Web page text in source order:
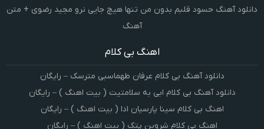
دانلود آهنگ حسود قلبم بدون من تنها هیچ جایی نرو مجید رضوی + متن
آهنگ
اهنگ بی کلام
دانلود آهنگ بی کلام عرفان طهماسبی مترسک – رایگان
دانلود آهنگ بی کلام ابی به سلامتیت ( بیت اهنگ ) – رایگان
اهنگ بی کلام سینا پارسیان ادا ( بیت اهنگ ) – رایگان
اهنگ بی کلام شروین پتک ( بیت اهنگ ) – رایگان